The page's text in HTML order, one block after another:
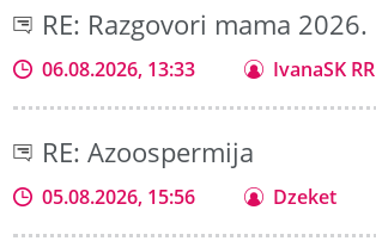
RE: Razgovori mama 2026.
06.08.2026, 13:33 IvanaSK RR
RE: Azoospermija
05.08.2026, 15:56 Dzeket